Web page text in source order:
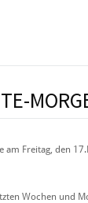
Freitag, den
Wochen und